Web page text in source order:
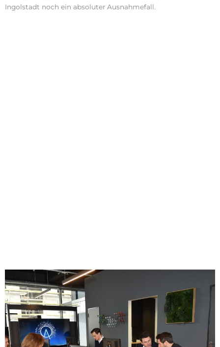
Ingolstadt noch ein absoluter Ausnahmefall.